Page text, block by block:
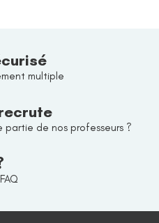
multiple
partie de nos professeurs ?